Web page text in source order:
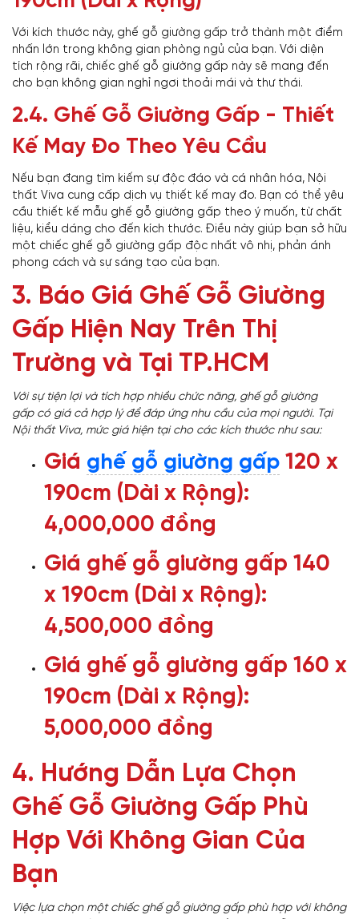
Với kích thước này, ghế gỗ giường gấp trở thành một điểm
nhấn lớn trong không gian phòng ngủ của bạn. Với diện
tích rộng rãi, chiếc ghế gỗ giường gấp này sẽ mang đến
cho bạn không gian nghỉ ngơi thoải mái và thư thái.
2.4. Ghế Gỗ Giường Gấp - Thiết
Kế May Đo Theo Yêu Cầu
Nếu bạn đang tìm kiếm sự độc đáo và cá nhân hóa, Nội
thất Viva cung cấp dịch vụ thiết kế may đo. Bạn có thể yêu
cầu thiết kế mẫu ghế gỗ giường gấp theo ý muốn, từ chất
liệu, kiểu dáng cho đến kích thước. Điều này giúp bạn sở hữu
một chiếc ghế gỗ giường gấp độc nhất vô nhị, phản ánh
phong cách và sự sáng tạo của bạn.
3. Báo Giá Ghế Gỗ Giường
Gấp Hiện Nay Trên Thị
Trường và Tại TP.HCM
Với sự tiện lợi và tích hợp nhiều chức năng, ghế gỗ giường
gấp có giá cả hợp lý để đáp ứng nhu cầu của mọi người. Tại
Nội thất Viva, mức giá hiện tại cho các kích thước như sau:
Giá ghế gỗ giường gấp 120 x
190cm (Dài x Rộng):
4,000,000 đồng
Giá ghế gỗ giường gấp 140
x 190cm (Dài x Rộng):
4,500,000 đồng
Giá ghế gỗ giường gấp 160 x
190cm (Dài x Rộng):
5,000,000 đồng
4. Hướng Dẫn Lựa Chọn
Ghế Gỗ Giường Gấp Phù
Hợp Với Không Gian Của
Bạn
Việc lựa chọn một chiếc ghế gỗ giường gấp phù hợp với không